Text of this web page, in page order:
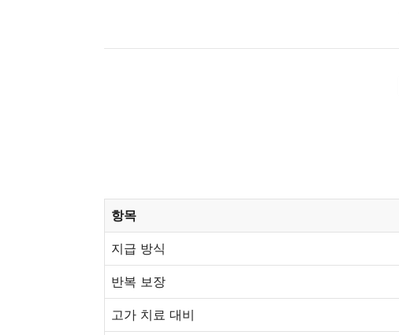
항목
지급 방식
반복 보장
고가 치료 대비